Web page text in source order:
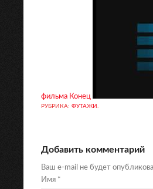
фильма Конец
РУБРИКА: ФУТАЖИ .
Добавить комментарий
Ваш e-mail не будет
Имя *